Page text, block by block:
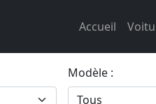
Accueil
Modèle :